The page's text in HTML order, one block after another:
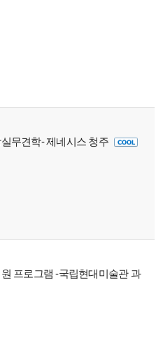
무견학- 제네시스 청주
프로그램 -국립현대미술관 과